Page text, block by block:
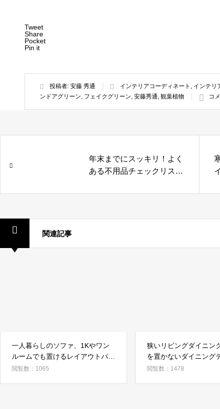
Tweet
Share
Pocket
Pin it
投稿者: 安藤 秀通 インテリアコーディネート , インテリ
ンドアグリーン, フェイクグリーン, 安藤秀通, 観葉植物 コ
年末までにスッキリ！よく
ある不用品チェックリスト
グ編）
関連記事
一人暮らしのソファ、1Kやワン
ルームでも置けるレイアウトパタ
ーン
閲覧数：1065
狭いリビングダイニン
を置かないダイニング
心のインテリア
閲覧数：1478